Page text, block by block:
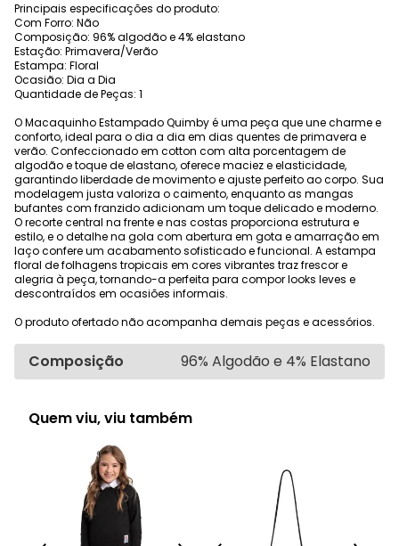
Principais especificações do produto:
Com Forro: Não
Composição: 96% algodão e 4% elastano
Estação: Primavera/Verão
Estampa: Floral
Ocasião: Dia a Dia
Quantidade de Peças: 1
O Macaquinho Estampado Quimby é uma peça que une charme e
conforto, ideal para o dia a dia em dias quentes de primavera e
verão. Confeccionado em cotton com alta porcentagem de
algodão e toque de elastano, oferece maciez e elasticidade,
garantindo liberdade de movimento e ajuste perfeito ao corpo. Sua
modelagem justa valoriza o caimento, enquanto as mangas
bufantes com franzido adicionam um toque delicado e moderno.
O recorte central na frente e nas costas proporciona estrutura e
estilo, e o detalhe na gola com abertura em gota e amarração em
laço confere um acabamento sofisticado e funcional. A estampa
floral de folhagens tropicais em cores vibrantes traz frescor e
alegria à peça, tornando-a perfeita para compor looks leves e
descontraídos em ocasiões informais.
O produto ofertado não acompanha demais peças e acessórios.
Composição 96% Algodão e 4% Elastano
Quem viu, viu também